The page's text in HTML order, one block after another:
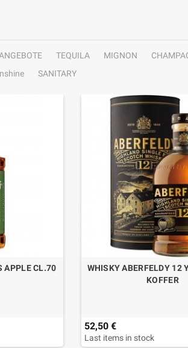
ANGEBOTE TEQUILA MIGNON
SANITARY
APPLE CL.70
WHISKY ABERFELDY 12
KOFFER
52,50 €
Last items in stock